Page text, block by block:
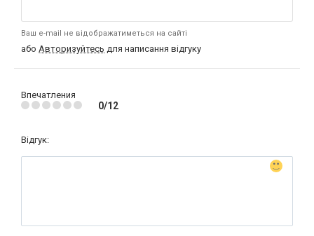
Ваш e-mail не відображатиметься на сайті
або Авторизуйтесь для написання відгуку
Впечатления
0/12
Відгук: